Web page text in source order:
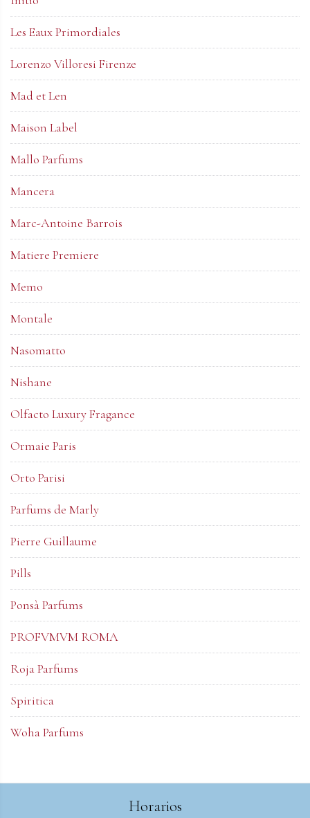
Les Eaux Primordiales
Lorenzo Villoresi Firenze
Mad et Len
Maison Label
Mallo Parfums
Mancera
Marc-Antoine Barrois
Matiere Premiere
Memo
Montale
Nasomatto
Nishane
Olfacto Luxury Fragance
Ormaie Paris
Orto Parisi
Parfums de Marly
Pierre Guillaume
Pills
Ponsà Parfums
PROFVMVM ROMA
Roja Parfums
Spiritica
Woha Parfums
Horarios